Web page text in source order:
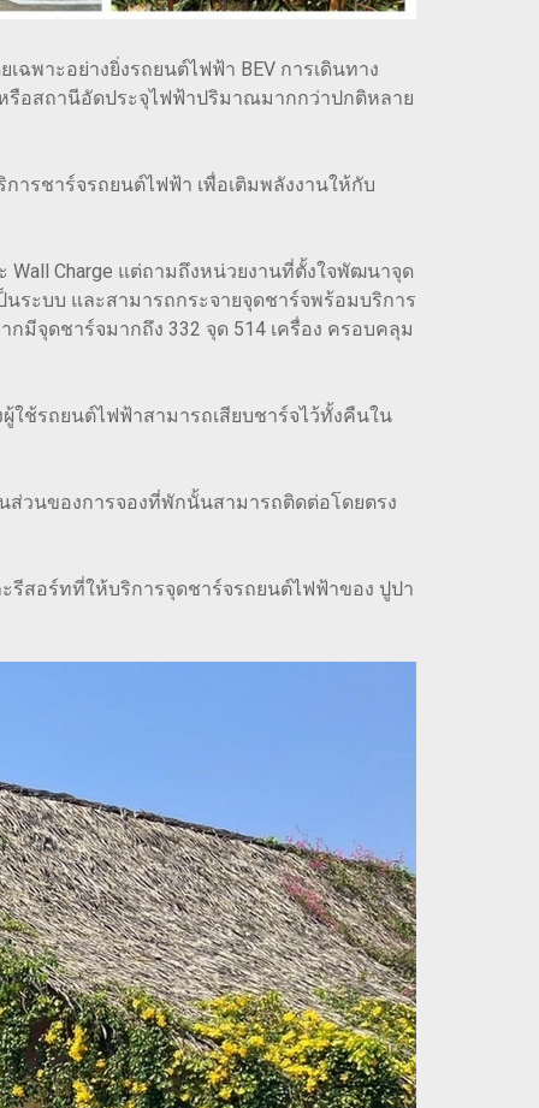
พาะอย่างยิ่งรถยนต์ไฟฟ้า BEV การเดินทาง
หรือสถานีอัดประจุไฟฟ้าปริมาณมากกว่าปกติหลาย
ารชาร์จรถยนต์ไฟฟ้า เพื่อเติมพลังงานให้กับ
Charge แต่ถามถึงหน่วยงานที่ตั้งใจพัฒนาจุด
ระบบ และสามารถกระจายจุดชาร์จพร้อมบริการ
มีจุดชาร์จมากถึง 332 จุด 514 เครื่อง ครอบคลุม
ใช้รถยนต์ไฟฟ้าสามารถเสียบชาร์จไว้ทั้งคืนใน
ส่วนของการจองที่พักนั้นสามารถติดต่อโดยตรง
รีสอร์ทที่ให้บริการจุดชาร์จรถยนต์ไฟฟ้าของ ปูปา